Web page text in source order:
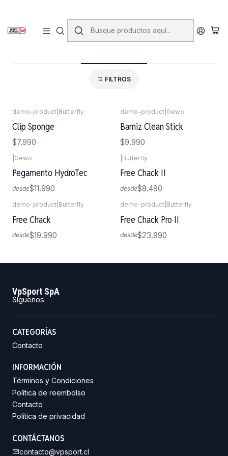
Pegamentos
FILTROS
demo-product Butterfly
Clip Sponge
$7.990
demo-product Gewo
Barniz Clean Stick
$9.990
Gewo
Pegamento HydroTec
desde$11.990
Butterfly
Free Chack II
desde$8.490
demo-product Butterfly
Free Chack
desde$19.990
demo-product Butterfly
Free Chack Pro II
desde$23.990
VpSport SpA
Síguenos
CATEGORÍAS
Contacto
INFORMACIÓN
Términos y Condiciones
Política de reembolso
Contacto
Política de privacidad
CONTÁCTANOS
contacto@vpsport.cl